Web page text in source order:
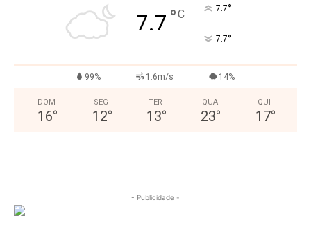
7.7 °C 7.7°
7.7°
99% 1.6m/s 14%
DOM
16°
SEG
12°
TER
13°
QUA
23°
QUI
17°
- Publicidade -